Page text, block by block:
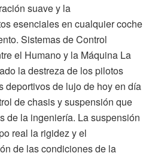
suave y la
esenciales en cualquier coche
Sistemas de Control
el Humano y la Máquina La
la destreza de los pilotos
deportivos de lujo de hoy en día
de chasis y suspensión que
de la ingeniería. La suspensión
real la rigidez y el
de las condiciones de la